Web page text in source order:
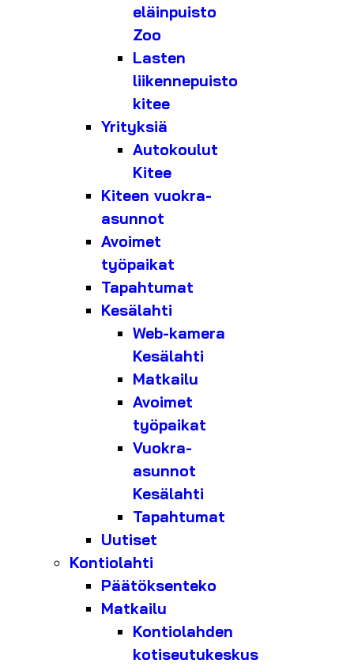
eläinpuisto
Zoo
Lasten
liikennepuisto
kitee
Yrityksiä
Autokoulut
Kitee
Kiteen vuokra-
asunnot
Avoimet
työpaikat
Tapahtumat
Kesälahti
Web-kamera
Kesälahti
Matkailu
Avoimet
työpaikat
Vuokra-
asunnot
Kesälahti
Tapahtumat
Uutiset
Kontiolahti
Päätöksenteko
Matkailu
Kontiolahden
kotiseutukeskus